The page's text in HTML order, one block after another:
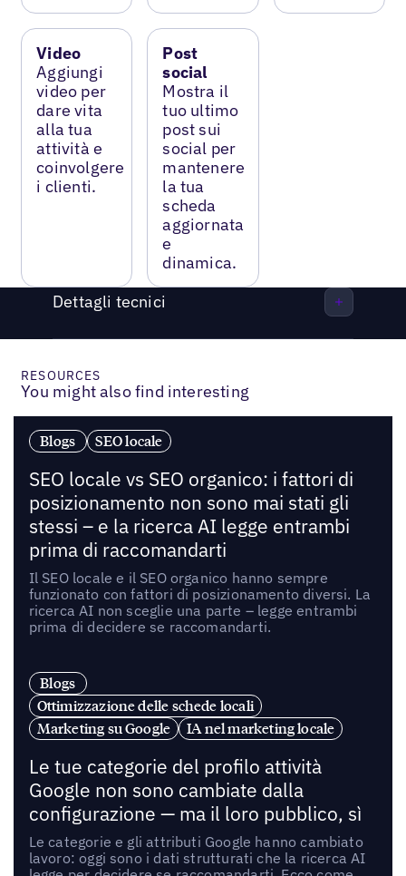
Video
Aggiungi
video per
dare vita
alla tua
attività e
coinvolgere
i clienti.
Post
social
Mostra il
tuo ultimo
post sui
social per
mantenere
la tua
scheda
aggiornata
e
dinamica.
Dettagli tecnici
RESOURCES
You might also find interesting
Blogs SEO locale
SEO locale vs SEO organico: i fattori di
posizionamento non sono mai stati gli
stessi – e la ricerca AI legge entrambi
prima di raccomandarti
Il SEO locale e il SEO organico hanno sempre
funzionato con fattori di posizionamento diversi. La
ricerca AI non sceglie una parte – legge entrambi
prima di decidere se raccomandarti.
Blogs
Ottimizzazione delle schede locali
Marketing su Google
IA nel marketing locale
Le tue categorie del profilo attività
Google non sono cambiate dalla
configurazione — ma il loro pubblico, sì
Le categorie e gli attributi Google hanno cambiato
lavoro: oggi sono i dati strutturati che la ricerca AI